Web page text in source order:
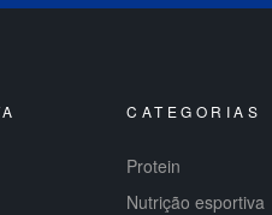
CATEGORIAS
Protein
Nutrição esportiva